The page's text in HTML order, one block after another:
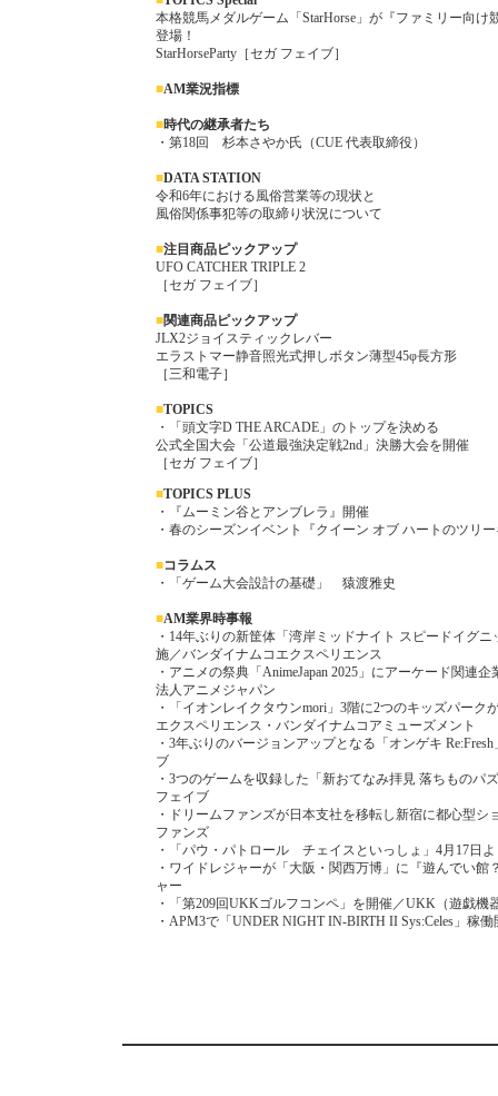
本格競馬メダルゲーム「StarHorse」が『ファミリー向け
登場！
StarHorseParty［セガ フェイブ］
■AM業況指標
■時代の継承者たち
・第18回 杉本さやか氏（CUE 代表取締役）
■DATA STATION
令和6年における風俗営業等の現状と
風俗関係事犯等の取締り状況について
■注目商品ピックアップ
UFO CATCHER TRIPLE 2
［セガ フェイブ］
■関連商品ピックアップ
JLX2ジョイスティックレバー
エラストマー静音照光式押しボタン薄型45φ長方形
［三和電子］
■TOPICS
・「頭文字D THE ARCADE」のトップを決める
公式全国大会「公道最強決定戦2nd」決勝大会を開催
［セガ フェイブ］
■TOPICS PLUS
・『ムーミン谷とアンブレラ』開催
・春のシーズンイベント『クイーン オブ ハートのツリ
■コラムス
・「ゲーム大会設計の基礎」 猿渡雅史
■AM業界時事報
・14年ぶりの新筐体「湾岸ミッドナイト スピードイグ
施／バンダイナムコエクスペリエンス
・アニメの祭典「AnimeJapan 2025」にアーケード関連
法人アニメジャパン
・「イオンレイクタウンmori」3階に2つのキッズパーク
エクスペリエンス・バンダイナムコアミューズメント
・3年ぶりのバージョンアップとなる「オンゲキ
ブ
・3つのゲームを収録した「新おてなみ拝見 落ちものパ
フェイブ
・ドリームファンズが日本支社を移転し新宿に都心型シ
ファンズ
・「パウ・パトロール チェイスといっしょ」4月17日
・ワイドレジャーが「大阪・関西万博」に『遊んでい館
ャー
・「第209回UKKゴルフコンペ」を開催／UKK（遊戯機
・APM3で「UNDER NIGHT IN-BIRTH II Sys:Celes」稼